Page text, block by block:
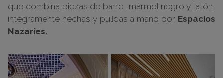
que combina piezas de barro, mármol negro y latón,
íntegramente hechas y pulidas a mano por Espacios
Nazaríes.